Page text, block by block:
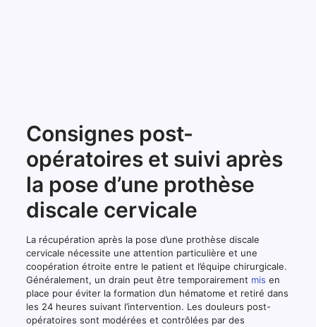
Consignes post-
opératoires et suivi après
la pose d’une prothèse
discale cervicale
La récupération après la pose d’une prothèse discale
cervicale nécessite une attention particulière et une
coopération étroite entre le patient et l’équipe chirurgicale.
Généralement, un drain peut être temporairement mis en
place pour éviter la formation d’un hématome et retiré dans
les 24 heures suivant l’intervention. Les douleurs post-
opératoires sont modérées et contrôlées par des